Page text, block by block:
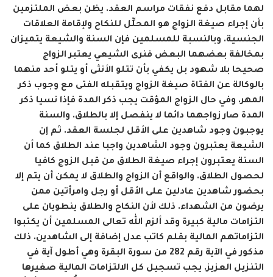
لهما مقابل دفع نفقات مراسم العقد. يظن بعض الملتزمين
بأن إجراء صيغة الزواج هو المحلِّل للنكاح ولإقامة العلاقات
الجنسية. وبالنسبة للمسلمين فإن السنة والشيعة يتميزان
بمخالفة بعضهما البعض فنرى الشيعي يعتبر الزواج
صحيحا بلا شهود بل يكفي بأن تتلو الأنثى أو يتلو أحد منهما
بالوكالة عن الفتاة صيغة الزواج ويتقبله الفتى مع وجوب ذكر
المهر. وفي حال الزواج المؤقت يجب ذكر المدة فإذا نسيا ذكر
المدة صار زواجهما دائما لا ينفصل إلا بالطلاق. والسنة
يوجبون وجود شاهدين على الأقل لجلسة العقد. ثم إن
الشيعة يعتبرون وجود الشاهدين واجبا عند الطلاق كما أن
السنة يعتبرون إجراء صيغة الطلاق من قبل الزوج كافيا
لحصول الطلاق. والواقع أن الزواج والطلاق لا يمكن أن يتم إلا
بحضور شاهدين عادلين على الأقل أو رجل وامرأتين ممن
يرضون من الشهداء. ذلك لأن النكاح والطلاق ينطويان على
التزامات مالية كبيرة وقد ألزم الله تعالى المسلمين أن يكتبوا
التزاماتهم المالية بقلم كاتب عدل إضافة إلى الشاهدين. ذلك
مذكور في الآية رقم 282 من سورة البقرة وهي أطول آية في
التنزيل العزيز. يجب تسجيل كل الالتزامات المالية صغيرها